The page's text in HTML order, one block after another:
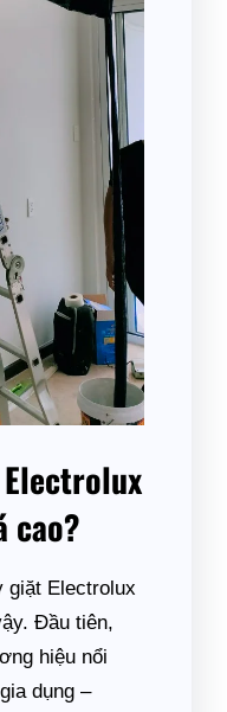
cao?
giặt Electrolux
Đầu tiên,
hiệu nổi
dụng –